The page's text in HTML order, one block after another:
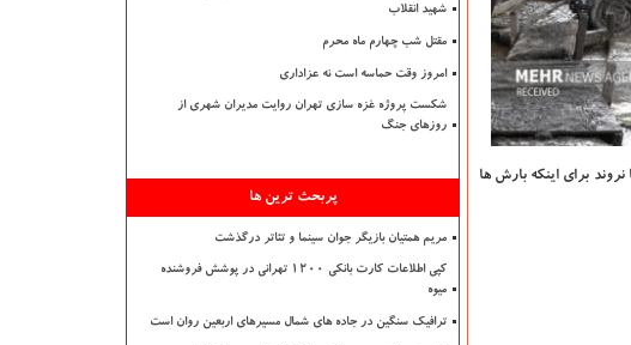
برای اینکه بارش ها
شهید انقلاب
مقتل شب چهارم ماه محرم
امروز وقت حماسه است نه عزاداری
شکست پروژه غزه سازی تهران روایت مدیران شهری از
روزهای جنگ
پربحث ترین ها
مریم همتیان بازیگر جوان سینما و تئاتر درگذشت
کپی اطلاعات کارت بانکی ۱۲۰۰ تهرانی در پوشش فروشنده
میوه
ترافیک سنگین در جاده های شمال مسیرهای اربعین روان است